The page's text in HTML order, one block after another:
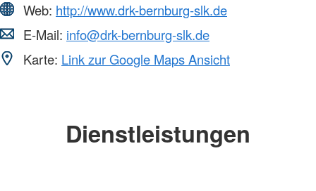
Web: http://www.drk-bernburg-slk.de
E-Mail: info@drk-bernburg-slk.de
Karte: Link zur Google Maps Ansicht
Dienstleistungen